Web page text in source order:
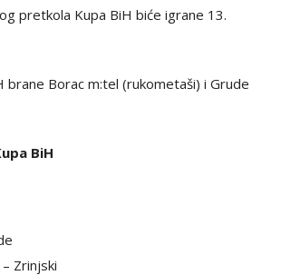
pretkola Kupa BiH biće igrane 13.
brane Borac m:tel (rukometaši) i Grude
BiH
Zrinjski